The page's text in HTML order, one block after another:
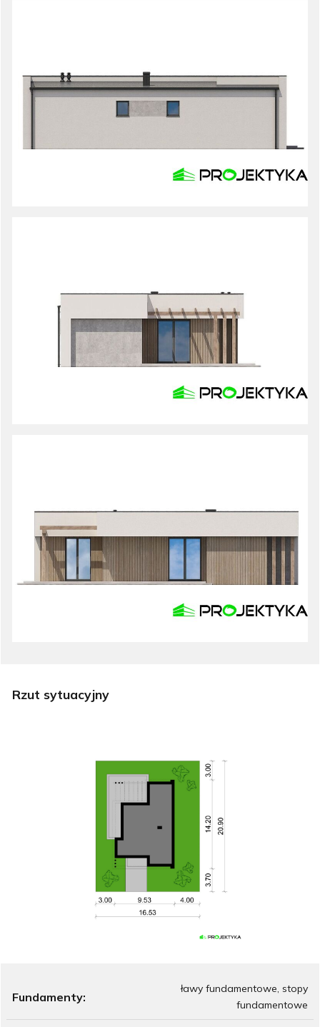
Rzut sytuacyjny
Fundamenty:
ławy fundamentowe, stopy
fundamentowe